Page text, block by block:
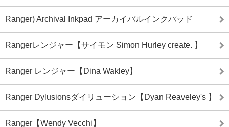
Ranger) Archival Inkpad アーカイバルインクパッド
Rangerレンジャー【サイモン Simon Hurley create. 】
Ranger レンジャー【Dina Wakley】
Ranger Dylusionsダイリューション【Dyan Reaveley's 】
Ranger【Wendy Vecchi】